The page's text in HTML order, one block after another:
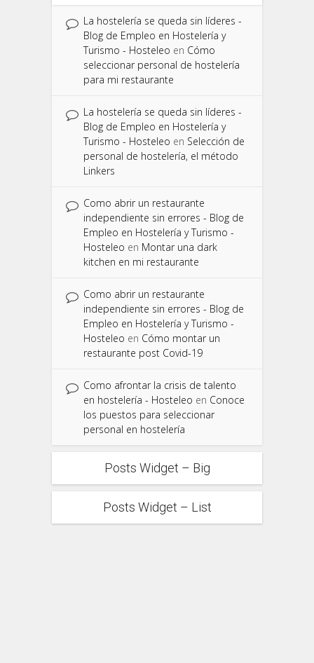
La hostelería se queda sin líderes -
Blog de Empleo en Hostelería y
Turismo - Hosteleo en Cómo
seleccionar personal de hostelería
para mi restaurante
La hostelería se queda sin líderes -
Blog de Empleo en Hostelería y
Turismo - Hosteleo en Selección de
personal de hostelería, el método
Linkers
Como abrir un restaurante
independiente sin errores - Blog de
Empleo en Hostelería y Turismo -
Hosteleo en Montar una dark
kitchen en mi restaurante
Como abrir un restaurante
independiente sin errores - Blog de
Empleo en Hostelería y Turismo -
Hosteleo en Cómo montar un
restaurante post Covid-19
Como afrontar la crisis de talento
en hostelería - Hosteleo en Conoce
los puestos para seleccionar
personal en hostelería
Posts Widget – Big
Posts Widget – List